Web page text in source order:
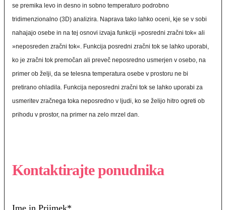
se premika levo in desno in sobno temperaturo podrobno
tridimenzionalno (3D) analizira. Naprava tako lahko oceni, kje se v sobi
nahajajo osebe in na tej osnovi izvaja funkciji »posredni zračni tok« ali
»neposreden zračni tok«. Funkcija posredni zračni tok se lahko uporabi,
ko je zračni tok premočan ali preveč neposredno usmerjen v osebo, na
primer ob želji, da se telesna temperatura osebe v prostoru ne bi
pretirano ohladila. Funkcija neposredni zračni tok se lahko uporabi za
usmeritev zračnega toka neposredno v ljudi, ko se želijo hitro ogreti ob
prihodu v prostor, na primer na zelo mrzel dan.
Kontaktirajte ponudnika
Ime in Priimek*